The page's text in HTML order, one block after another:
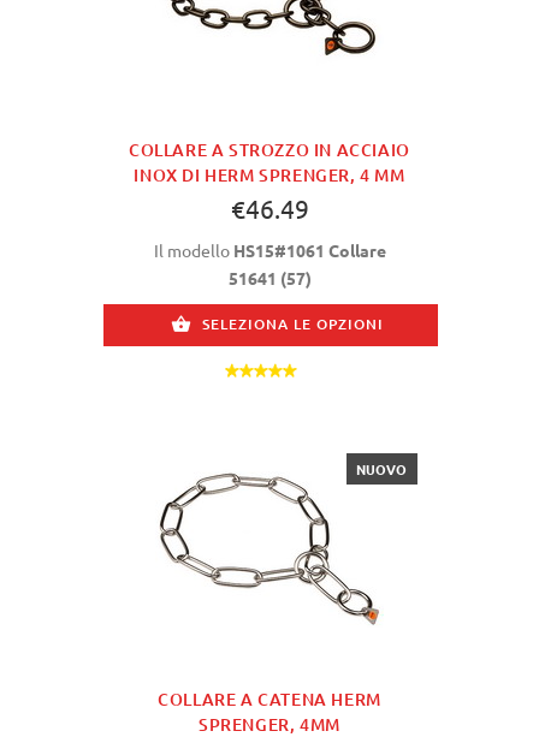
COLLARE A STROZZO IN ACCIAIO
INOX DI HERM SPRENGER, 4 MM
€46.49
Il modello HS15#1061 Collare
51641 (57)
SELEZIONA LE OPZIONI
COLLARE A CATENA HERM
SPRENGER, 4MM
NUOVO